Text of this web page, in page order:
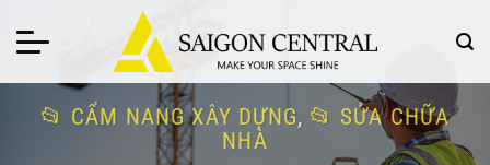
qua
CẨM NANG XÂY DỰNG,
SỬA CHỮA
NHÀ